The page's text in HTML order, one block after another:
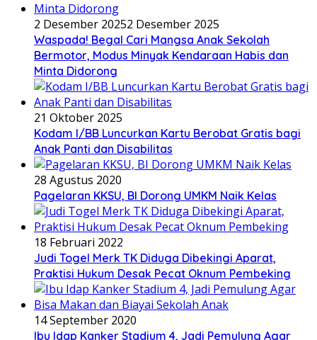
2 Desember 20252 Desember 2025
Waspada! Begal Cari Mangsa Anak Sekolah
Bermotor, Modus Minyak Kendaraan Habis dan
Minta Didorong
21 Oktober 2025
Kodam I/BB Luncurkan Kartu Berobat Gratis bagi
Anak Panti dan Disabilitas
28 Agustus 2020
Pagelaran KKSU, BI Dorong UMKM Naik Kelas
18 Februari 2022
Judi Togel Merk TK Diduga Dibekingi Aparat,
Praktisi Hukum Desak Pecat Oknum Pembeking
14 September 2020
Ibu Idap Kanker Stadium 4, Jadi Pemulung Agar